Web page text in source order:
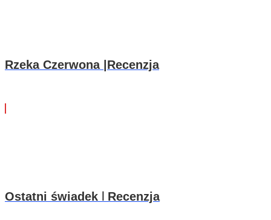
Rzeka Czerwona |Recenzja
Ostatni świadek ꘡ Recenzja